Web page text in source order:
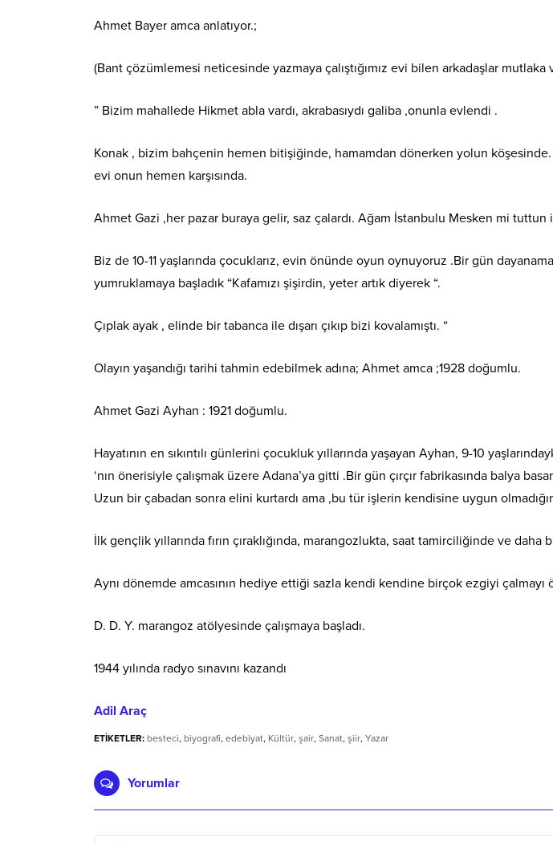
Ahmet Bayer amca anlatıyor.;
(Bant çözümlemesi neticesinde yazmaya çalıştığımız evi bilen arkadaşlar mutlaka
” Bizim mahallede Hikmet abla vardı, akrabasıydı galiba ,onunla evlendi .
Konak , bizim bahçenin hemen bitişiğinde, hamamdan dönerken yolun köşesinde.
evi onun hemen karşısında.
Ahmet Gazi ,her pazar buraya gelir, saz çalardı. Ağam İstanbulu Mesken mi
Biz de 10-11 yaşlarında çocuklarız, evin önünde oyun oynuyoruz .Bir gün
yumruklamaya başladık “Kafamızı şişirdin, yeter artık diyerek “.
Çıplak ayak , elinde bir tabanca ile dışarı çıkıp bizi kovalamıştı. “
Olayın yaşandığı tarihi tahmin edebilmek adına; Ahmet amca ;1928 doğumlu.
Ahmet Gazi Ayhan : 1921 doğumlu.
Hayatının en sıkıntılı günlerini çocukluk yıllarında yaşayan Ayhan, 9-10
‘nın önerisiyle çalışmak üzere Adana’ya gitti .Bir gün çırçır fabrikasında balya
Uzun bir çabadan sonra elini kurtardı ama ,bu tür işlerin kendisine uygun
İlk gençlik yıllarında fırın çıraklığında, marangozlukta, saat tamirciliğinde ve daha
Aynı dönemde amcasının hediye ettiği sazla kendi kendine birçok ezgiyi çalmayı
D. D. Y. marangoz atölyesinde çalışmaya başladı.
1944 yılında radyo sınavını kazandı
Adil Araç
ETİKETLER: besteci, biyografi, edebiyat, Kültür, şair, Sanat, şiir, Yazar
Yorumlar